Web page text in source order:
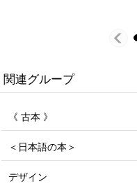
関連グループ
《 古本 》
＜日本語の本＞
デザイン